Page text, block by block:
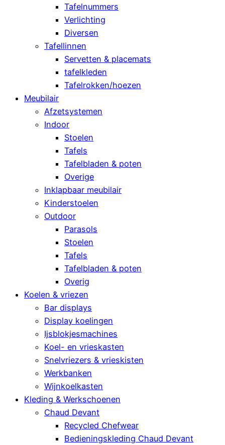
Tafelnummers
Verlichting
Diversen
Tafellinnen
Servetten & placemats
tafelkleden
Tafelrokken/hoezen
Meubilair
Afzetsystemen
Indoor
Stoelen
Tafels
Tafelbladen & poten
Overige
Inklapbaar meubilair
Kinderstoelen
Outdoor
Parasols
Stoelen
Tafels
Tafelbladen & poten
Overig
Koelen & vriezen
Bar displays
Display koelingen
Ijsblokjesmachines
Koel- en vrieskasten
Snelvriezers & vrieskisten
Werkbanken
Wijnkoelkasten
Kleding & Werkschoenen
Chaud Devant
Recycled Chefwear
Bedieningskleding Chaud Devant